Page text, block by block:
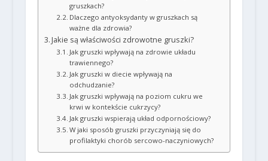
gruszkach?
Dlaczego antyoksydanty w gruszkach są
ważne dla zdrowia?
Jakie są właściwości zdrowotne gruszki?
Jak gruszki wpływają na zdrowie układu
trawiennego?
Jak gruszki w diecie wpływają na
odchudzanie?
Jak gruszki wpływają na poziom cukru we
krwi w kontekście cukrzycy?
Jak gruszki wspierają układ odpornościowy?
W jaki sposób gruszki przyczyniają się do
profilaktyki chorób sercowo-naczyniowych?